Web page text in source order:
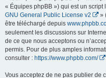
« Équipes phpBB ») qui est un
GNU General Public License v2
»
être téléchargé depuis
seulement les discussions sur
de ce que nous acceptons ou
permis. Pour de plus amples
consulter : https://www.phpbb.com/
Vous acceptez de ne pas publier de